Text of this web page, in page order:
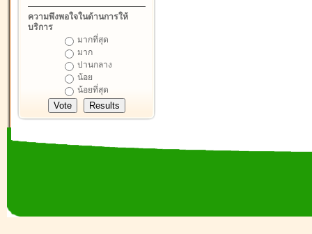
ความพึงพอใจในด้านการให้
บริการ
มากที่สุด
มาก
ปานกลาง
น้อย
น้อยที่สุด